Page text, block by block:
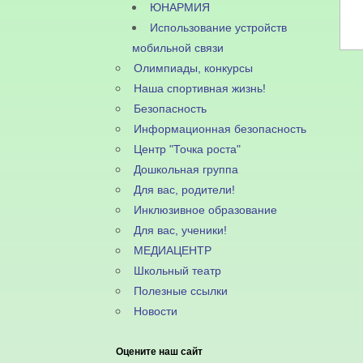
ЮНАРМИЯ
Использование устройств
мобильной связи
Олимпиады, конкурсы
Наша спортивная жизнь!
Безопасность
Информационная безопасность
Центр "Точка роста"
Дошкольная группа
Для вас, родители!
Инклюзивное образование
Для вас, ученики!
МЕДИАЦЕНТР
Школьный театр
Полезные ссылки
Новости
Оцените наш сайт